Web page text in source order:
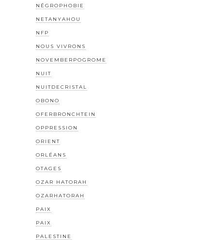
NÉGROPHOBIE
NETANYAHOU
NFP
NOUS VIVRONS
NOVEMBERPOGROME
NUIT
NUITDECRISTAL
OBONO
OFERBRONCHTEIN
OPPRESSION
ORIENT
ORLÉANS
OTAGES
OZAR HATORAH
OZARHATORAH
PAIX
PAIX
PALESTINE